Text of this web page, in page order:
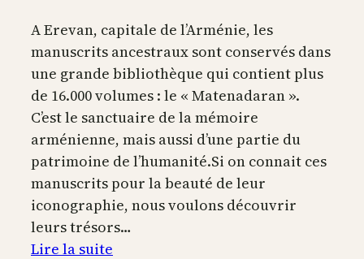
A Erevan, capitale de l’Arménie, les
manuscrits ancestraux sont conservés dans
une grande bibliothèque qui contient plus
de 16.000 volumes : le « Matenadaran ».
C’est le sanctuaire de la mémoire
arménienne, mais aussi d’une partie du
patrimoine de l’humanité.Si on connait ces
manuscrits pour la beauté de leur
iconographie, nous voulons découvrir
leurs trésors…
Lire la suite